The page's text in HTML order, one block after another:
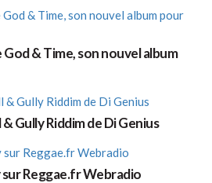
& Time, son nouvel album
Gully Riddim de Di Genius
Reggae.fr Webradio